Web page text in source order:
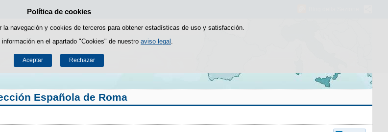
Política de cookies
navegación y cookies de terceros para obtener estadísticas de uso y satisfacción.
en el apartado "Cookies" de nuestro aviso legal
Aceptar Rechazar
Saltar al contenido
Española de Roma